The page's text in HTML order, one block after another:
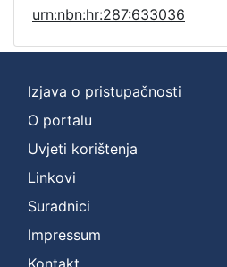
urn:nbn:hr:287:633036
Izjava o pristupačnosti
O portalu
Uvjeti korištenja
Linkovi
Suradnici
Impressum
Kontakt